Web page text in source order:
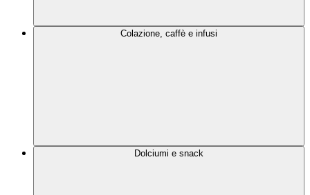
Colazione, caffè e infusi
Dolciumi e snack